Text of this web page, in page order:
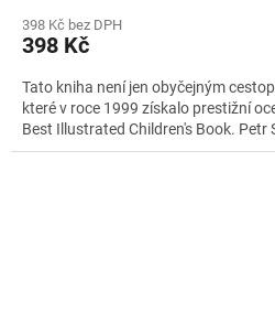
produktu
je
z
5
hvězdiček.
398 Kč bez DPH
398 Kč
Tato kniha není jen obyčejným
které v roce 1999 získalo prestižní
Best Illustrated Children's Book. Petr